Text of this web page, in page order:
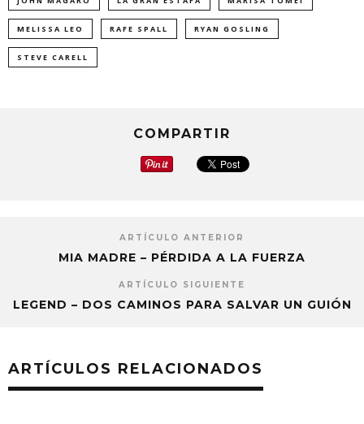
MELISSA LEO RAFE SPALL RYAN GOSLING
STEVE CARELL
COMPARTIR
ARTÍCULO ANTERIOR
MIA MADRE – PÉRDIDA A LA FUERZA
ARTÍCULO SIGUIENTE
LEGEND – DOS CAMINOS PARA SALVAR UN GUIÓN
ARTÍCULOS RELACIONADOS